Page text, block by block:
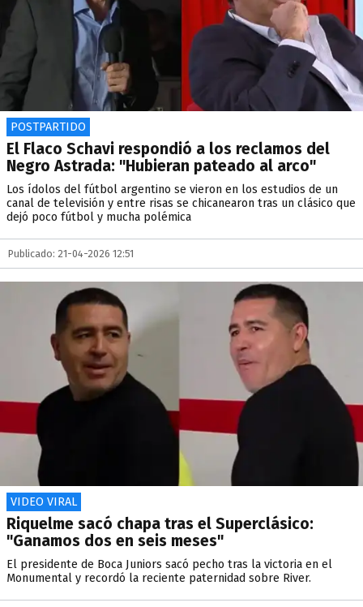
POSTPARTIDO
El Flaco Schavi respondió a los reclamos del
Negro Astrada: "Hubieran pateado al arco"
Los ídolos del fútbol argentino se vieron en los estudios de un
canal de televisión y entre risas se chicanearon tras un clásico que
dejó poco fútbol y mucha polémica
Publicado: 21-04-2026 12:51
VIDEO VIRAL
Riquelme sacó chapa tras el Superclásico:
"Ganamos dos en seis meses"
El presidente de Boca Juniors sacó pecho tras la victoria en el
Monumental y recordó la reciente paternidad sobre River.